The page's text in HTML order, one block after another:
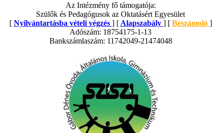
Az Intézmény fő támogatója:
Szülők és Pedagógusok az Oktatásért Egyesület
[ Nyilvántartásba vételi végzés ] [ Alapszabály ] [ Beszámoló ]
Adószám: 18754175-1-13
Bankszámlaszám: 11742049-21474048